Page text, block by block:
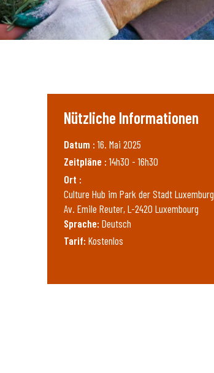
Nützliche Informationen
Datum :16. Mai 2025
Zeitpläne :14h30 - 16h30
Ort :
Culture Hub im Park der Stadt Luxemburg
Av. Emile Reuter, L-2420 Luxembourg
Sprache: Deutsch
Tarif: Kostenlos